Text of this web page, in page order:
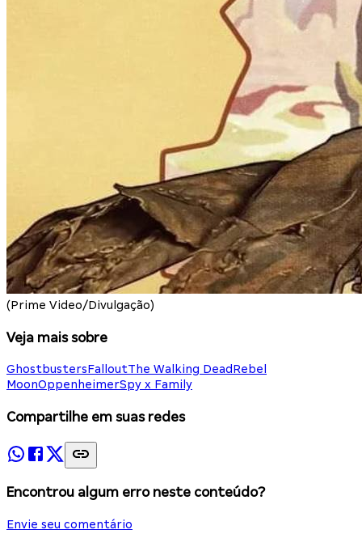
(Prime Video/Divulgação)
Veja mais sobre
GhostbustersFalloutThe Walking DeadRebel
MoonOppenheimerSpy x Family
Compartilhe em suas redes
Encontrou algum erro neste conteúdo?
Envie seu comentário